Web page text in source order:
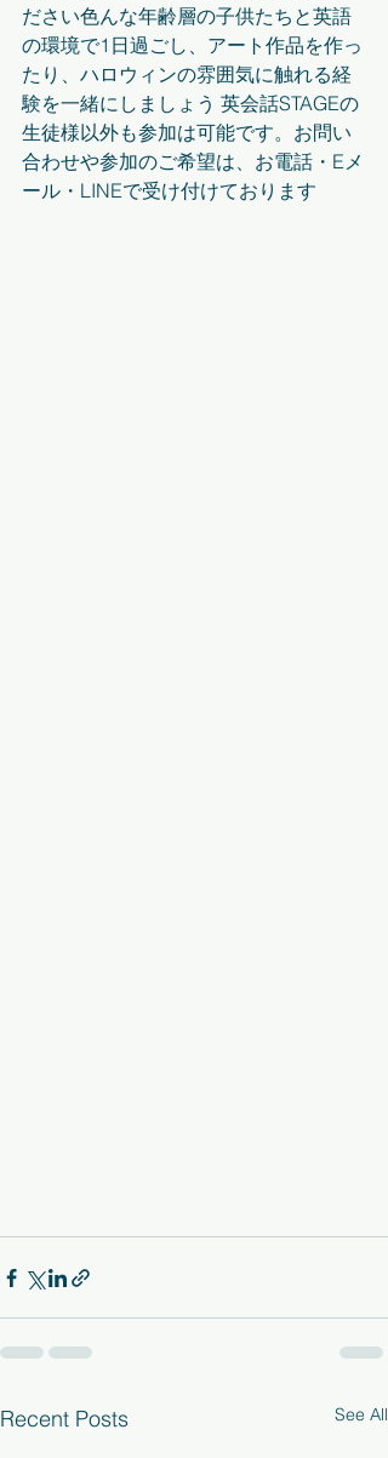
ださい色んな年齢層の子供たちと英語
の環境で1日過ごし、アート作品を作っ
たり、ハロウィンの雰囲気に触れる経
験を一緒にしましょう 英会話STAGEの
生徒様以外も参加は可能です。お問い
合わせや参加のご希望は、お電話・Eメ
ール・LINEで受け付けております
Recent Posts See All